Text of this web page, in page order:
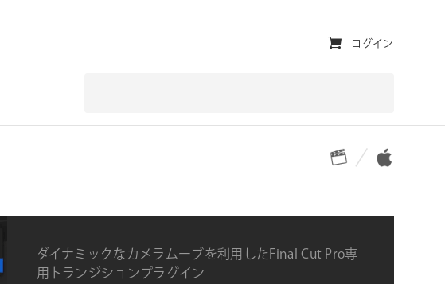
ユ
ィ
リ
ィ・
ナ
ログイン
対応プラットフォーム 対応OS
ダイナミックなカメラムーブを利用したFinal Cut Pro専
用トランジションプラグイン